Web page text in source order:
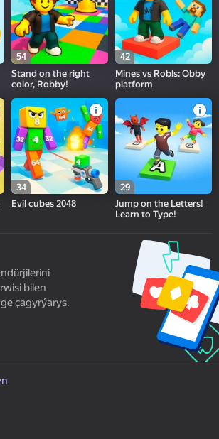
54
Stand on the right
color, Robby!
42
Mines vs Robls: Obby
platform
34
Evil cubes 2048
29
Jump on the Letters!
Learn to Type!
bilen
çagyrýarys.